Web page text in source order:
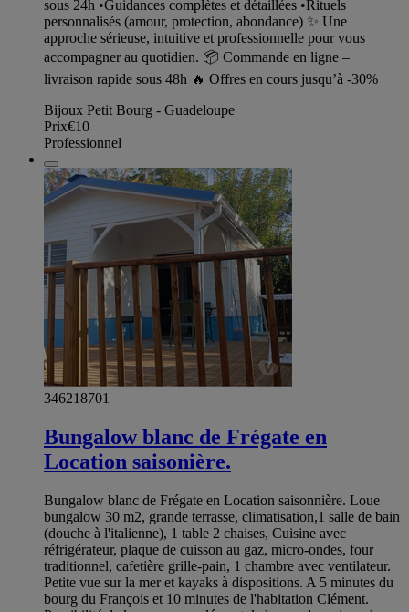
sous 24h •Guidances complètes et détaillées •Rituels
personnalisés (amour, protection, abondance) ✨ Une
approche sérieuse, intuitive et professionnelle pour vous
accompagner au quotidien. 📦 Commande en ligne –
livraison rapide sous 48h 🔥 Offres en cours jusqu’à -30%
Bijoux Petit Bourg - Guadeloupe
Prix€10
Professionnel
346218701
Bungalow blanc de Frégate en
Location saisonière.
Bungalow blanc de Frégate en Location saisonnière. Loue
bungalow 30 m2, grande terrasse, climatisation,1 salle de bain
(douche à l'italienne), 1 table 2 chaises, Cuisine avec
réfrigérateur, plaque de cuisson au gaz, micro-ondes, four
traditionnel, cafetière grille-pain, 1 chambre avec ventilateur.
Petite vue sur la mer et kayaks à dispositions. A 5 minutes du
bourg du François et 10 minutes de l'habitation Clément.